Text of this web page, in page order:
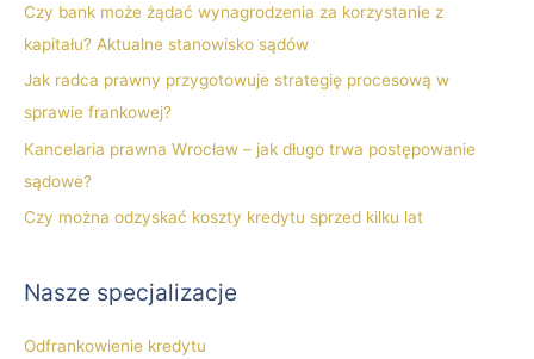
Czy bank może żądać wynagrodzenia za korzystanie z
kapitału? Aktualne stanowisko sądów
Jak radca prawny przygotowuje strategię procesową w
sprawie frankowej?
Kancelaria prawna Wrocław – jak długo trwa postępowanie
sądowe?
Czy można odzyskać koszty kredytu sprzed kilku lat
Nasze specjalizacje
Odfrankowienie kredytu